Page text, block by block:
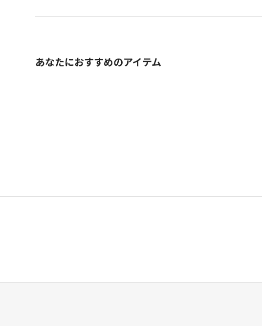
あなたにおすすめのアイテム